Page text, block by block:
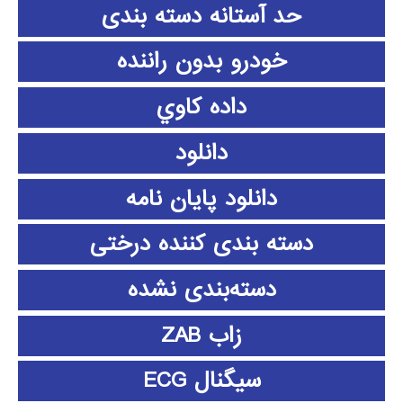
حد آستانه دسته بندی
خودرو بدون راننده
داده كاوي
دانلود
دانلود پايان نامه
دسته بندی کننده درختی
دسته‌بندی نشده
زاب ZAB
سیگنال ECG